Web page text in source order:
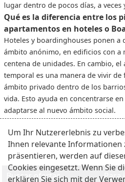
lugar dentro de pocos días, a veces
Qué es la diferencia entre los
apartamentos en hoteles o
Hoteles y boardinghouses ponen a
ámbito anónimo, en edificios con a
centena de unidades. En cambio,
temporal es una manera de vivir
ámbito privado dentro de los
vida. Esto ayuda en concentrarse
adaptarse al nuevo ámbito social.
Buscar ofertas Para
Um Ihr Nutzererlebnis zu
Ihnen relevante Informationen
präsentieren, werden auf
Cookies eingesetzt. Wenn Sie
erklären Sie sich mit der